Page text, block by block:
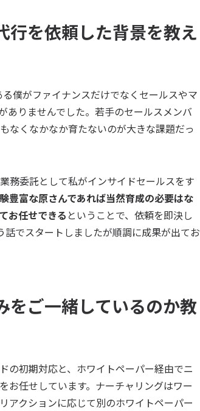
行を依頼した背景を教え
僕がファイナンスだけでなくセールスやマ
ありませんでした。若手のセールスメンバ
なくなかなか育たないのが大きな課題だっ
務委託として私がインサイドセールスをす
豊富な原さんであれば当然育成の必要はな
お任せできる ということで、依頼を即決し
でスタートしましたが順調に成果が出てお
をご一緒しているのか教
の初期対応と、ホワイトペーパー経由でニ
お任せしています。ナーチャリングはワー
アクションに応じて別のホワイトペーパー